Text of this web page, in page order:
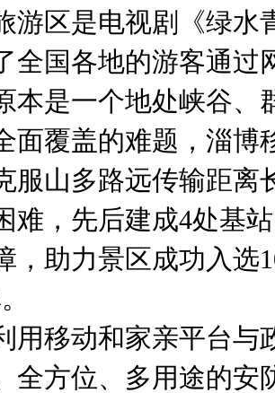
游区是电视剧《绿水
全国各地的游客通过
本是一个地处峡谷、
面覆盖的难题，淄博
服山多路远传输距离
难，先后建成4处基
，助力景区成功入选
用移动和家亲平台与
全方位、多用途的安